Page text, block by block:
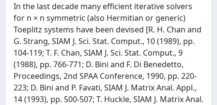
In the last decade many efficient iterative solvers
for n × n symmetric (also Hermitian or generic)
Toeplitz systems have been devised [R. H. Chan and
G. Strang, SIAM J. Sci. Stat. Comput., 10 (1989), pp.
104-119; T. F. Chan, SIAM J. Sci. Stat. Comput., 9
(1988), pp. 766-771; D. Bini and F. Di Benedetto,
Proceedings, 2nd SPAA Conference, 1990, pp. 220-
223; D. Bini and P. Favati, SIAM J. Matrix Anal. Appl.,
14 (1993), pp. 500-507; T. Huckle, SIAM J. Matrix Anal.